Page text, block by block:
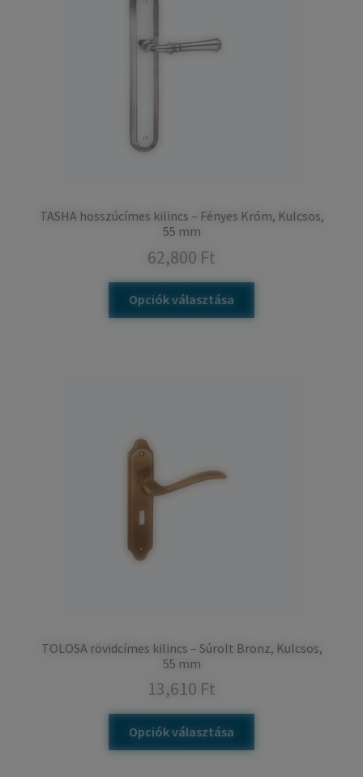
TASHA hosszúcímes kilincs – Fényes Króm, Kulcsos,
55 mm
62,800 Ft
Opciók választása
TOLOSA rövidcímes kilincs – Súrolt Bronz, Kulcsos,
55 mm
13,610 Ft
Opciók választása